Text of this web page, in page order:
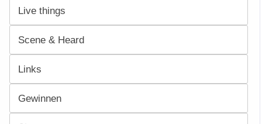
Live things
Scene & Heard
Links
Gewinnen